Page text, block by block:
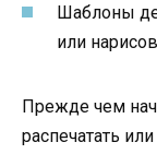
Шаблоны
или
Прежде чем
распечатать